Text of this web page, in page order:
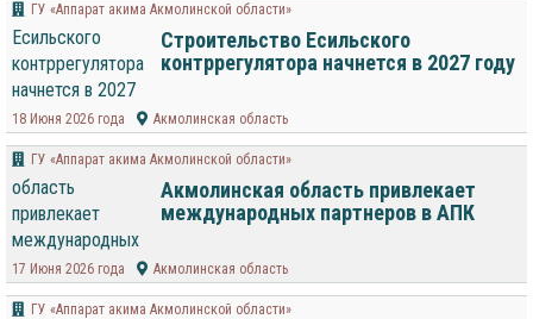
ГУ «Аппарат акима Акмолинской области»
Строительство Есильского
контррегулятора начнется в 2027 году
18 Июня 2026 года Акмолинская область
ГУ «Аппарат акима Акмолинской области»
Акмолинская область привлекает
международных партнеров в АПК
17 Июня 2026 года Акмолинская область
ГУ «Аппарат акима Акмолинской области»